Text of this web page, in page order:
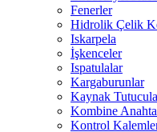
Fenerler
Hidrolik Çelik
Iskarpela
İşkenceler
Ispatulalar
Kargaburunlar
Kaynak
Kombine
Kontrol